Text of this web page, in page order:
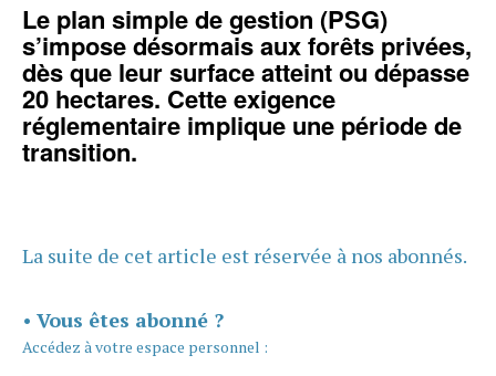
Le plan simple de gestion (PSG)
s’impose désormais aux forêts privées,
dès que leur surface atteint ou dépasse
20 hectares. Cette exigence
réglementaire implique une période de
transition.
La suite de cet article est réservée à nos abonnés.
• Vous êtes abonné ?
Accédez à votre espace personnel :